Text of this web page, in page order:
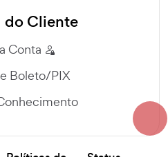
do Cliente
Conta
Boleto/PIX